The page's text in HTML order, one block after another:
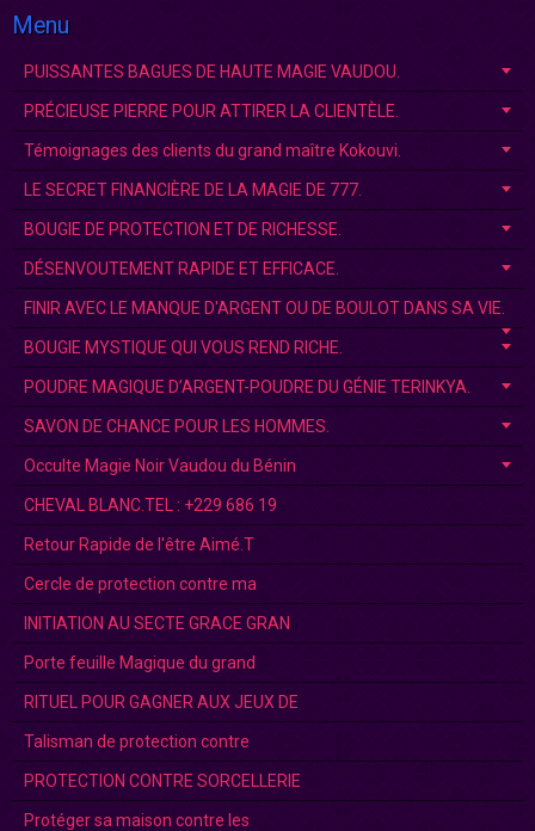
Menu
PUISSANTES BAGUES DE HAUTE MAGIE VAUDOU.
PRÉCIEUSE PIERRE POUR ATTIRER LA CLIENTÈLE.
Témoignages des clients du grand maître Kokouvi.
LE SECRET FINANCIÈRE DE LA MAGIE DE 777.
BOUGIE DE PROTECTION ET DE RICHESSE.
DÉSENVOUTEMENT RAPIDE ET EFFICACE.
FINIR AVEC LE MANQUE D'ARGENT OU DE BOULOT DANS SA VIE.
BOUGIE MYSTIQUE QUI VOUS REND RICHE.
POUDRE MAGIQUE D’ARGENT-POUDRE DU GÉNIE TERINKYA.
SAVON DE CHANCE POUR LES HOMMES.
Occulte Magie Noir Vaudou du Bénin
CHEVAL BLANC.TEL : +229 686 19
Retour Rapide de l'être Aimé.T
Cercle de protection contre ma
INITIATION AU SECTE GRACE GRAN
Porte feuille Magique du grand
RITUEL POUR GAGNER AUX JEUX DE
Talisman de protection contre
PROTECTION CONTRE SORCELLERIE
Protéger sa maison contre les